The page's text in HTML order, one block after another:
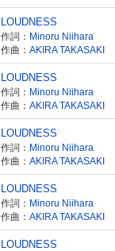
LOUDNESS
作詞： Minoru Niihara
作曲： AKIRA TAKASAKI
LOUDNESS
作詞： Minoru Niihara
作曲： AKIRA TAKASAKI
LOUDNESS
作詞： Minoru Niihara
作曲： AKIRA TAKASAKI
LOUDNESS
作詞： Minoru Niihara
作曲： AKIRA TAKASAKI
LOUDNESS